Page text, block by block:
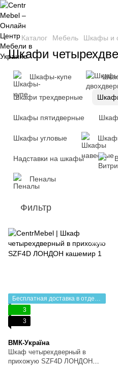
Каталог Мебель Шкафы и
Шкафи
Шкафы-купе
Шкафи трехдверные
Шкафы пятидверные
Шкафы угловые
Надставки на шкафы
Пеналы
Фильтр
Бесплатная доставка в отделение НП
3
3
ВМК-Україна
Шкаф четырехдверный в
прихожую SZF4D ЛОНДОН